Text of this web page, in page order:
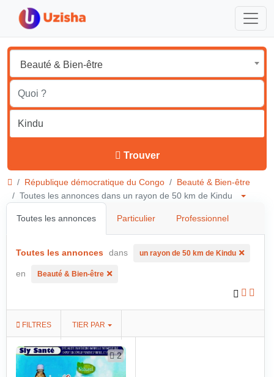
Beauté & Bien-être
Trouver
République démocratique du Congo
Beauté & Bien-être
Toutes les annonces dans un rayon de 50 km de Kindu
Toutes les annonces Particulier Professionnel
Toutes les annonces dans un rayon de 50 km de Kindu
en Beauté & Bien-être
FILTRES TIER PAR
2